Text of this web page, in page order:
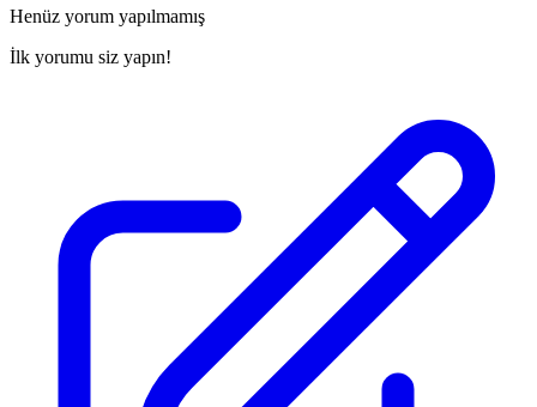
Henüz yorum yapılmamış
İlk yorumu siz yapın!